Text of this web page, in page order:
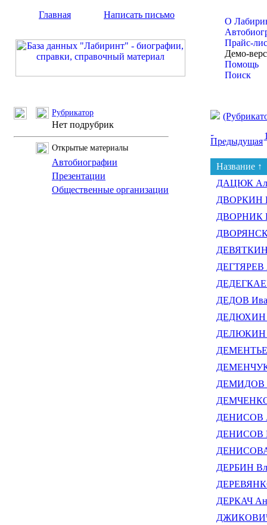
Главная Написать письмо
О
Прайс-
Демо-
Помощь
Поиск
Рубрикатор
Нет подрубрик
Открытые материалы
Автобиографии
Презентации
Общественные организации
Предыдущая
Название ↑
ДАЦЮК
ДВОРКИН
ДВОРНИК
ДЕВЯТКИН
ДЕГТЯРЕВ
ДЕДЕГКАЕВ
ДЕДОВ
ДЕДЮХИН
ДЕЛЮКИН
ДЕМЕНЧУК
ДЕМИДОВ
ДЕМЧЕНКО
ДЕНИСОВ
ДЕНИСОВ
ДЕНИСОВА
ДЕРБИН
ДЕРКАЧ
ДЖИКОВИЧ